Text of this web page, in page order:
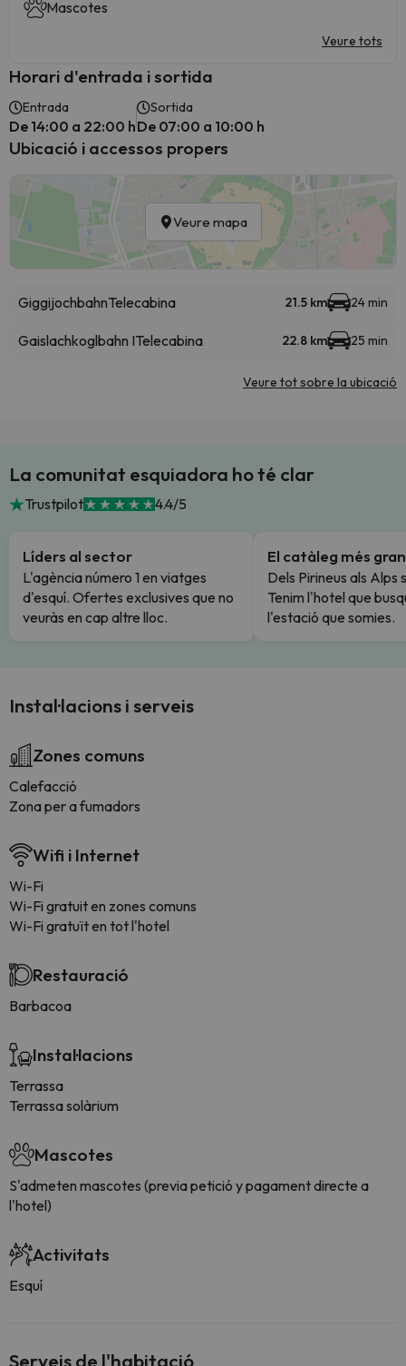
Mascotes
Veure tots
Horari d'entrada i sortida
Entrada
De 14:00 a 22:00 h
Sortida
De 07:00 a 10:00 h
Ubicació i accessos propers
Veure mapa
GiggijochbahnTelecabina 21.5 km 24 min
Gaislachkoglbahn ITelecabina 22.8 km 25 min
Veure tot sobre la ubicació
La comunitat esquiadora ho té clar
Trustpilot 4.4/5
Líders al sector
L'agència número 1 en viatges
d'esquí. Ofertes exclusives que no
veuràs en cap altre lloc.
El catàleg més gran
Dels Pirineus als Alps
Tenim l'hotel que
l'estació que somies.
Instal·lacions i serveis
Zones comuns
Calefacció
Zona per a fumadors
Wifi i Internet
Wi-Fi
Wi-Fi gratuit en zones comuns
Wi-Fi gratuït en tot l'hotel
Restauració
Barbacoa
Instal·lacions
Terrassa
Terrassa solàrium
Mascotes
S'admeten mascotes (previa petició y pagament directe a
l'hotel)
Activitats
Esquí
Serveis de l'habitació